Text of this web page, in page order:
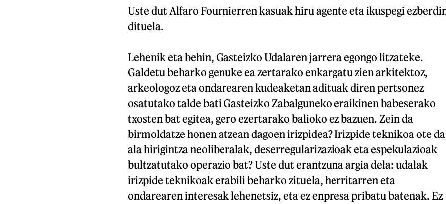
Uste dut Alfaro Fournierren kasuak hiru agente eta ikuspegi
dituela.
Lehenik eta behin, Gasteizko Udalaren jarrera egongo litzateke.
Galdetu beharko genuke ea zertarako enkargatu zien arkitektoz,
arkeologoz eta ondarearen kudeaketan adituak diren pertsonez
osatutako talde bati Gasteizko Zabalguneko eraikinen babeserako
txosten bat egitea, gero ezertarako balioko ez bazuen. Zein da
birmoldatze honen atzean dagoen irizpidea? Irizpide teknikoa ote
ala hirigintza neoliberalak, deserregularizazioak eta espekulazioak
bultzatutako operazio bat? Uste dut erantzuna argia dela: udalak
irizpide teknikoak erabili beharko zituela, herritarren eta
ondarearen interesak lehenetsiz, eta ez enpresa pribatu batenak. Ez